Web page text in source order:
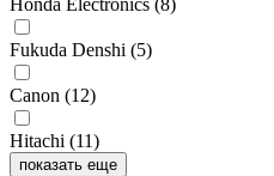
Honda Electronics (8)
Fukuda Denshi (5)
Canon (12)
Hitachi (11)
показать еще